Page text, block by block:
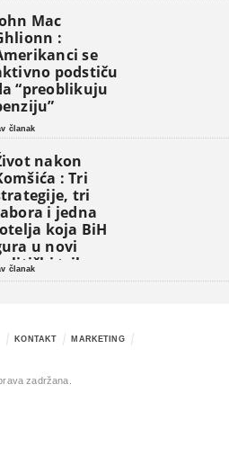
Mac
:
se
podstiču
“preoblikuju
članak
nakon
: Tri
tri
i jedna
koja BiH
u novi
triler
članak
KONTAKT
MARKETING
zadržana.